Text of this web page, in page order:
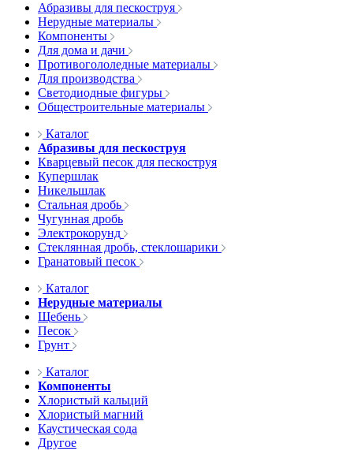
Абразивы для пескоструя
Нерудные материалы
Компоненты
Для дома и дачи
Противогололедные материалы
Для производства
Светодиодные фигуры
Общестроительные материалы
Каталог
Абразивы для пескоструя
Кварцевый песок для пескоструя
Купершлак
Никельшлак
Стальная дробь
Чугунная дробь
Электрокорунд
Стеклянная дробь, стеклошарики
Гранатовый песок
Каталог
Нерудные материалы
Щебень
Песок
Грунт
Каталог
Компоненты
Хлористый кальций
Хлористый магний
Каустическая сода
Другое